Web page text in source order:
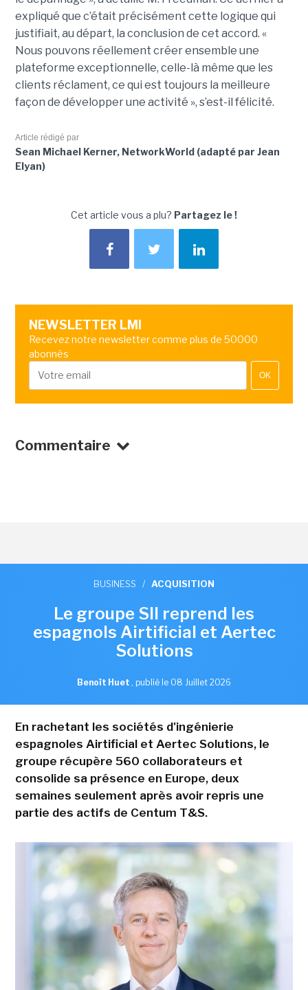
expliqué que c’était précisément cette logique qui
justifiait, au départ, la conclusion de cet accord. «
Nous pouvons réellement créer ensemble une
plateforme exceptionnelle, celle-là même que les
clients réclament, ce qui est toujours la meilleure
façon de développer une activité », s’est-il félicité.
Article rédigé par
Sean Michael Kerner, NetworkWorld (adapté par Jean
Elyan)
Cet article vous a plu? Partagez le !
NEWSLETTER LMI
Recevez notre newsletter comme plus de 50000
abonnés
OK
Commentaire
BUSINESS / ACQUISITION
Le groupe SII reprend les
espagnols Airtificial et Aertec
Solutions
Benoît Huet , publié le 08 Juillet 2026
En rachetant les sociétés d'ingénierie
espagnoles Airtificial et Aertec Solutions, le
groupe récupère 560 collaborateurs et
consolide sa présence en Europe, deux
semaines seulement après avoir repris une
partie des actifs de Centum T&S.